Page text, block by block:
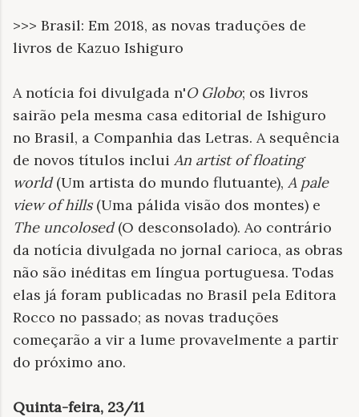
>>> Brasil: Em 2018, as novas traduções de
livros de Kazuo Ishiguro
A notícia foi divulgada n'O Globo; os livros
sairão pela mesma casa editorial de Ishiguro
no Brasil, a Companhia das Letras. A sequência
de novos títulos inclui An artist of floating
world(Um artista do mundo flutuante), A pale
view of hills(Uma pálida visão dos montes) e
The uncolosed(O desconsolado). Ao contrário
da notícia divulgada no jornal carioca, as obras
não são inéditas em língua portuguesa. Todas
elas já foram publicadas no Brasil pela Editora
Rocco no passado; as novas traduções
começarão a vir a lume provavelmente a partir
do próximo ano.
Quinta-feira, 23/11